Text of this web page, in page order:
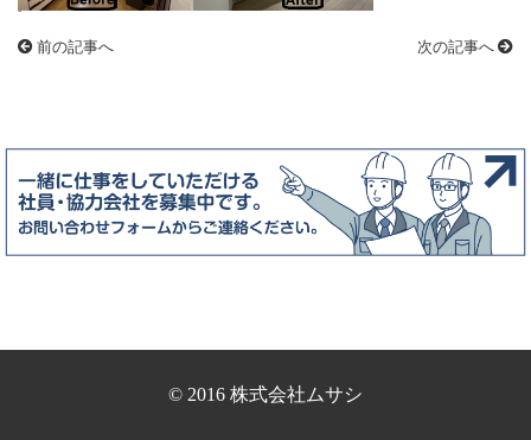
前の記事へ 次の記事へ
© 2016 株式会社ムサシ